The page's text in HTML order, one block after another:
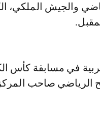
والجيش الملكي،
في مسابقة كأس
صاحب المركز